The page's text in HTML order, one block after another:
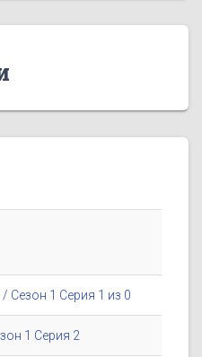
Сезон 1 Серия 1 из 0
1 Серия 2